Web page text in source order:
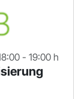
- 19:00 h